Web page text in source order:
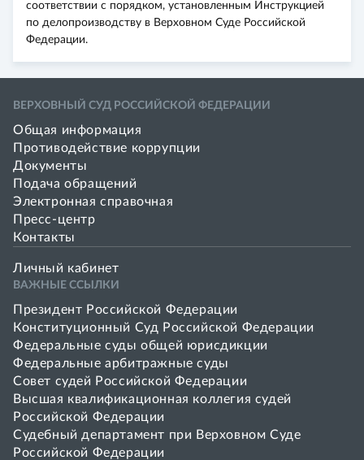
соответствии с порядком, установленным Инструкцией
по делопроизводству в Верховном Суде Российской
Федерации.
ВЕРХОВНЫЙ СУД РОССИЙСКОЙ ФЕДЕРАЦИИ
Общая информация
Противодействие коррупции
Документы
Подача обращений
Электронная справочная
Пресс-центр
Контакты
Личный кабинет
ВАЖНЫЕ ССЫЛКИ
Президент Российской Федерации
Конституционный Суд Российской Федерации
Федеральные суды общей юрисдикции
Федеральные арбитражные суды
Совет cудей Российской Федерации
Высшая квалификационная коллегия судей
Российской Федерации
Судебный департамент при Верховном Суде
Российской Федерации